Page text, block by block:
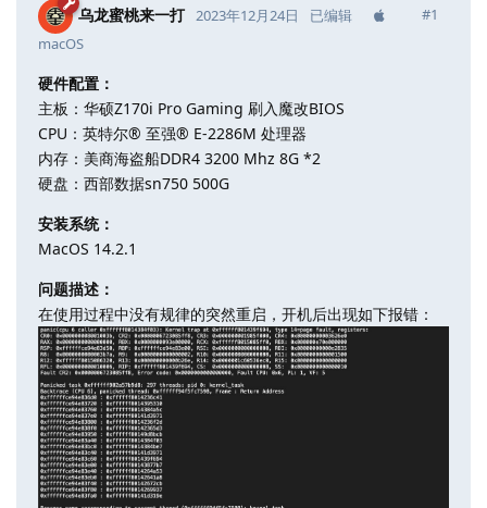
乌龙蜜桃来一打 2023年12月24日 已编辑 #1
macOS
硬件配置：
主板：华硕Z170i Pro Gaming 刷入魔改BIOS
CPU：英特尔® 至强® E-2286M 处理器
内存：美商海盗船DDR4 3200 Mhz 8G *2
硬盘：西部数据sn750 500G
安装系统：
MacOS 14.2.1
问题描述：
在使用过程中没有规律的突然重启，开机后出现如下报错：